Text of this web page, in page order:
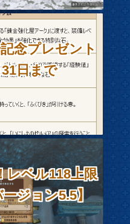
念プレゼント
日まで
レベル118上限
ジョン5.5】